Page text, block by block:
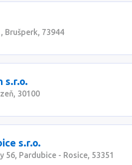
Brušperk, 73944
s.r.o.
30100
s.r.o.
56, Pardubice - Rosice, 53351